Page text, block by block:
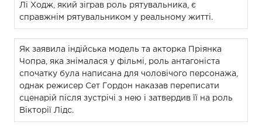
Лі Ходж, який зіграв роль рятувальника, є
справжнім рятувальником у реальному житті.
Як заявила індійська модель та акторка Пріянка
Чопра, яка знімалася у фільмі, роль антагоніста
спочатку була написана для чоловічого персонажа,
однак режисер Сет Гордон наказав переписати
сценарій після зустрічі з нею і затвердив її на роль
Вікторії Лідс.